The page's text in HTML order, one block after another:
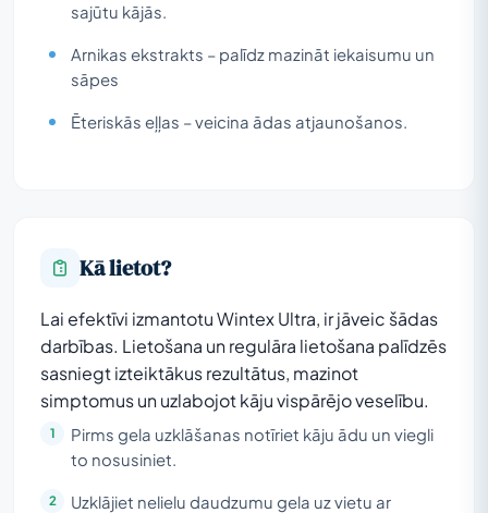
sajūtu kājās.
Arnikas ekstrakts – palīdz mazināt iekaisumu un
sāpes
Ēteriskās eļļas – veicina ādas atjaunošanos.
Kā lietot?
Lai efektīvi izmantotu Wintex Ultra, ir jāveic šādas
darbības. Lietošana un regulāra lietošana palīdzēs
sasniegt izteiktākus rezultātus, mazinot
simptomus un uzlabojot kāju vispārējo veselību.
Pirms gela uzklāšanas notīriet kāju ādu un viegli
to nosusiniet.
Uzklājiet nelielu daudzumu gela uz vietu ar